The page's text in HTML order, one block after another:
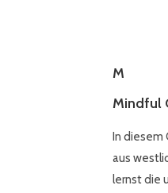
M
Mindful
In diesem
aus
lernst die